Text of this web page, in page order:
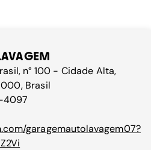
n° 100 - Cidade Alta,
Brasil
garagemautolavagem07?